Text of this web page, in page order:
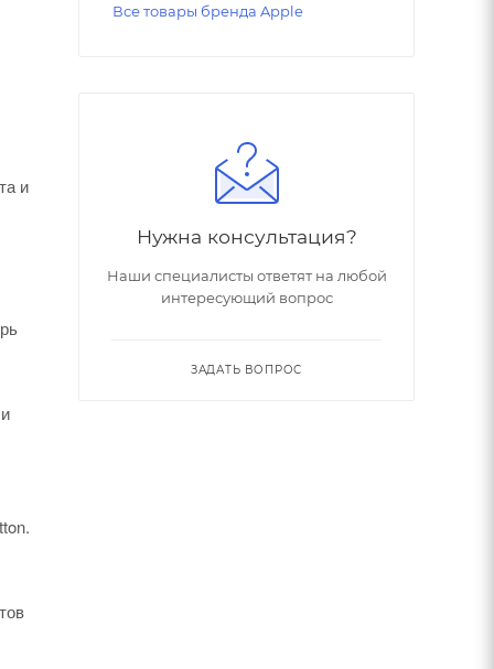
и
Все товары бренда Apple
Нужна консультация?
Наши специалисты ответят на любой
интересующий вопрос
ЗАДАТЬ ВОПРОС